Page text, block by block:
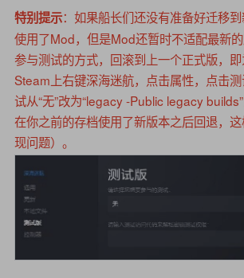
特别提示：如果船长们还没有准备好迁移
使用了Mod，但是Mod还暂时不适配最新
参与测试的方式，回滚到上一个正式版，
Steam上右键深海迷航，点击属性，点击
试从“无”改为“legacy -Public legacy
在你之前的存档使用了新版本之后回退，
现问题）。